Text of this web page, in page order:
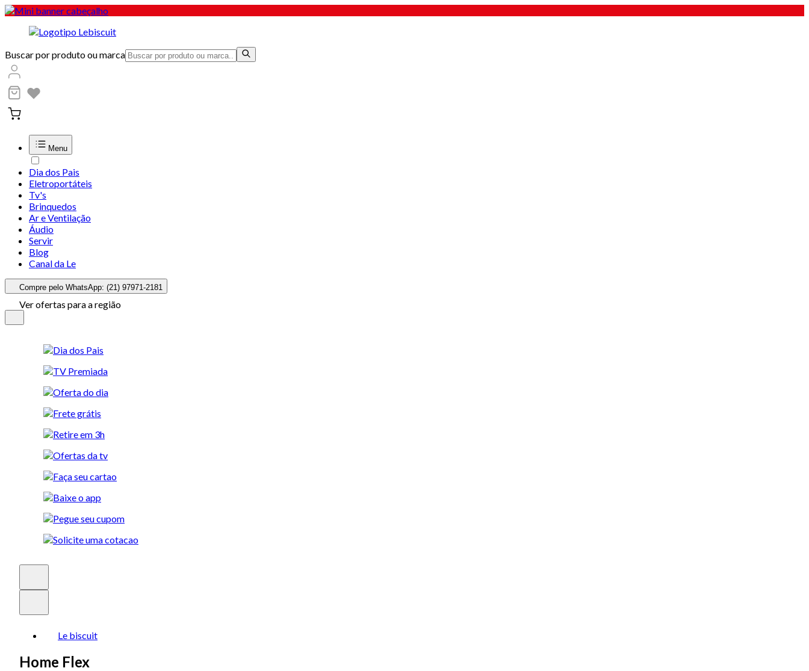
Buscar por produto ou marca
Menu
Dia dos Pais
Eletroportáteis
Tv's
Brinquedos
Ar e Ventilação
Áudio
Servir
Blog
Canal da Le
Compre pelo WhatsApp: (21) 97971-2181
Ver ofertas para a região
Le biscuit
Home Flex